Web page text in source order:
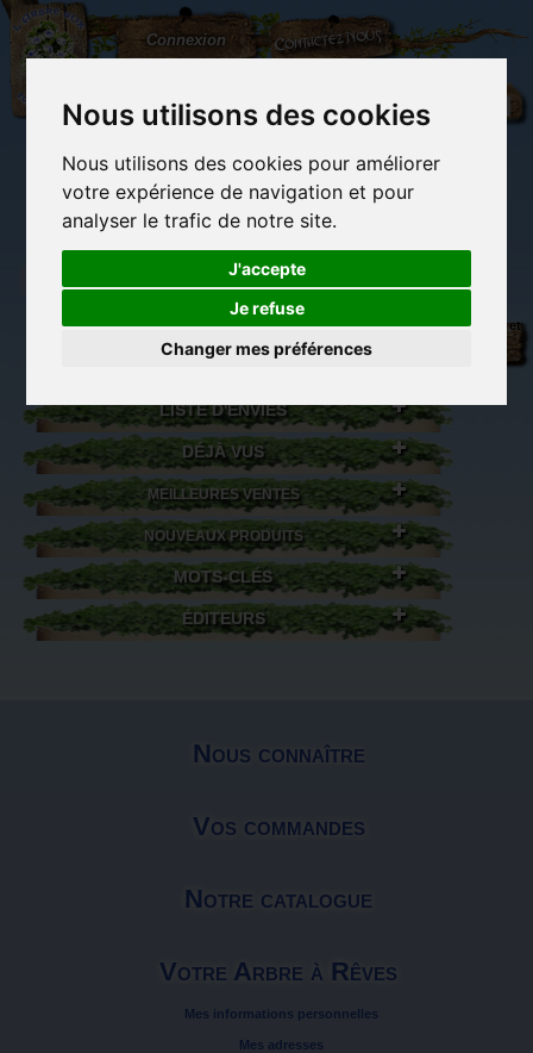
Nous utilisons des cookies
Nous utilisons des cookies pour améliorer
votre expérience de navigation et pour
analyser le trafic de notre site.
J'accepte
Je refuse
Changer mes préférences
L'Arbre
aux
100.000
Connexion Contactez-nous
(vide)
Librairie des
Carterie
originale
Activités
détente et jeux
Objets déco et
LISTE D'ENVIES
DÉJÀ VUS
MEILLEURES VENTES
NOUVEAUX PRODUITS
MOTS-CLÉS
ÉDITEURS
Nous connaître
Vos commandes
Notre catalogue
Votre Arbre à Rêves
Mes informations personnelles
Mes adresses